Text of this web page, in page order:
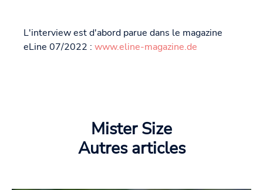
L'interview est d'abord parue dans le magazine
eLine 07/2022 : www.eline-magazine.de
Mister Size
Autres articles